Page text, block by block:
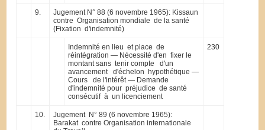
9.
Jugement N° 88 (6 novembre 1965): Kissaun
contre Organisation mondiale de la santé
(Fixation d'indemnité)
Indemnité en lieu et place de
réintégration — Nécessité d'en fixer le
montant sans tenir compte d'un
avancement d'échelon hypothétique —
Cours de l'intérêt — Demande
d'indemnité pour préjudice de santé
consécutif à un licenciement
230
10.
Jugement N° 89 (6 novembre 1965):
Barakat contre Organisation internationale